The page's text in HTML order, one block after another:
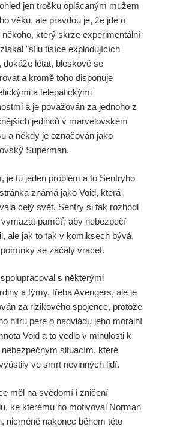
jen trošku oplácaným mužem
věku, ale pravdou je, že jde o
někoho, který skrze experimentální
"sílu tisíce explodujících
dokáže létat, bleskově se
a kromě toho disponuje
a telepatickými
a je považován za jednoho z
jedinců v marvelovském
a někdy je označován jako
Superman.
je tu jeden problém a to Sentryho
známá jako Void, která
celý svět. Sentry si tak rozhodl
vymazat paměť, aby nebezpečí
ale jak to tak v komiksech bývá,
se začaly vracet.
s některými
a týmy, třeba Avengers, ale je
za rizikového spojence, protože
nitru pere o nadvládu jeho morální
Void a to vedlo v minulosti k
nebezpečným situacím, které
ve smrt nevinných lidí.
měl na svědomí i zničení
ke kterému ho motivoval Norman
nicméně nakonec během této